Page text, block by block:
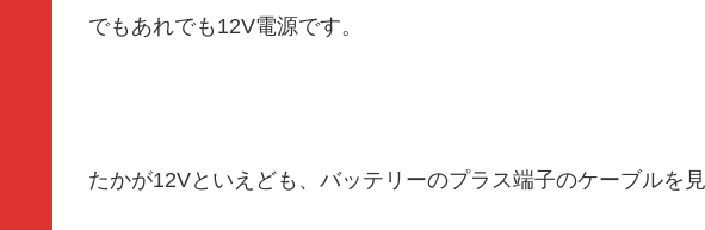
でもあれでも12V電源です。
たかが12Vといえども、バッテリーのプラス端子のケーブルを